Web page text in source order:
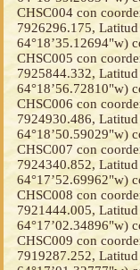
CHSC004 con
7926296.175,
64°18’35.12694"w)
CHSC005 con
7925844.332,
64°18’56.72810"w)
CHSC006 con
7924930.486,
64°18’50.59029"w)
CHSC007 con
7924340.852,
64°17’52.69962"w)
CHSC008 con
7921444.005,
64°17’02.34896"w)
CHSC009 con
7919287.252,